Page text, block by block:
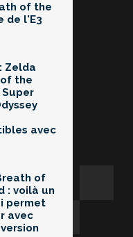
of the
de l'E3
Zelda
the
avec
of
: voilà un
permet
avec